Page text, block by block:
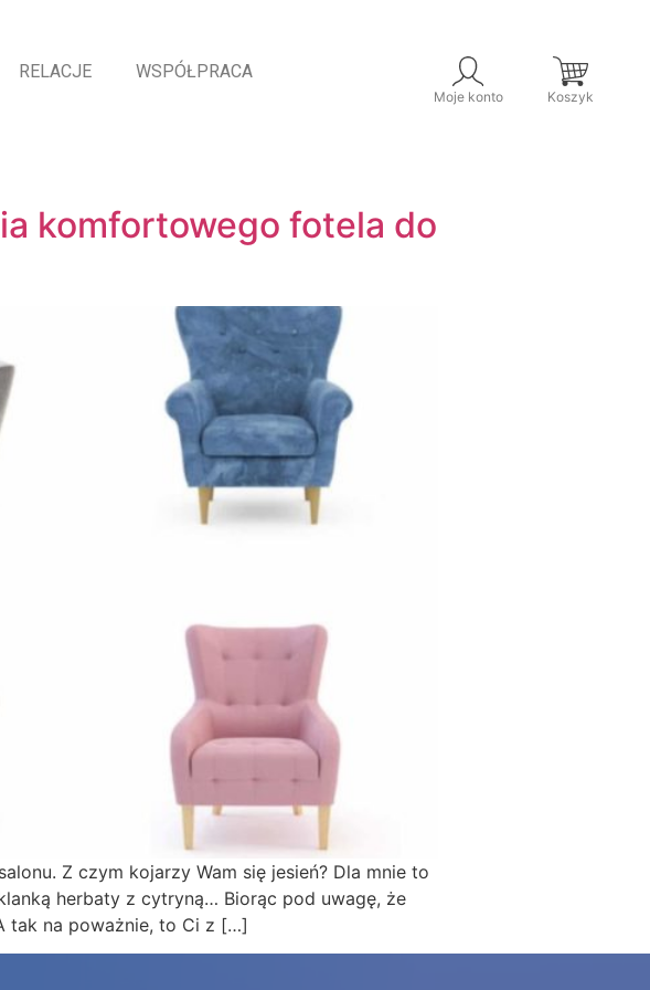
RELACJE WSPÓŁPRACA
Moje konto Koszyk
komfortowego fotela do
Z czym kojarzy Wam się jesień? Dla mnie to
herbaty z cytryną… Biorąc pod uwagę, że
tak na poważnie, to Ci z […]